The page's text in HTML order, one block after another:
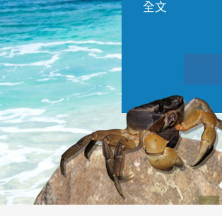
全文